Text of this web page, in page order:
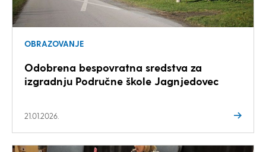
OBRAZOVANJE
Odobrena bespovratna sredstva za
izgradnju Područne škole Jagnjedovec
21.01.2026.